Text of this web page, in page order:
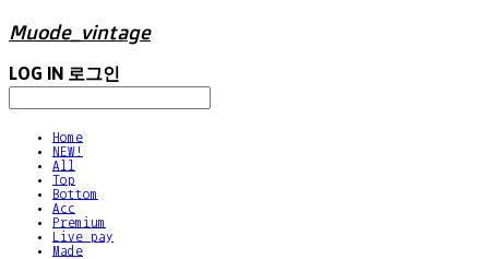
Muode_vintage
LOG IN 로그인
Home
NEW!
All
Top
Bottom
Acc
Premium
Live pay
Made